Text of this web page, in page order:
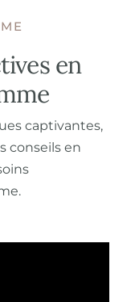
en
captivantes,
conseils en